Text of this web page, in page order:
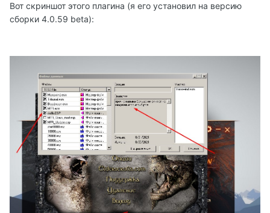
Вот скриншот этого плагина (я его установил на версию
сборки 4.0.59 beta):